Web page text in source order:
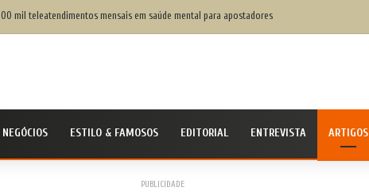
Senac no MS mostra como tecnologia e metodologias ativas mudam o ensino profissional
NEGÓCIOS ESTILO & FAMOSOS EDITORIAL ENTREVISTA ARTIGOS
PUBLICIDADE